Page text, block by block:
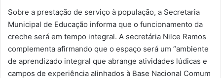
Sobre a prestação de serviço à população, a Secretaria
Municipal de Educação informa que o funcionamento da
creche será em tempo integral. A secretária Nilce Ramos
complementa afirmando que o espaço será um “ambiente
de aprendizado integral que abrange atividades lúdicas e
campos de experiência alinhados à Base Nacional Comum